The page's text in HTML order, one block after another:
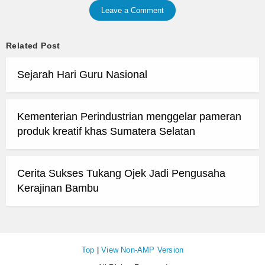
Leave a Comment
Related Post
Sejarah Hari Guru Nasional
Kementerian Perindustrian menggelar pameran
produk kreatif khas Sumatera Selatan
Cerita Sukses Tukang Ojek Jadi Pengusaha
Kerajinan Bambu
Top |View Non-AMP Version